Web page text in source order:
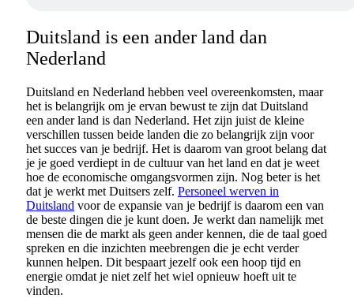
Duitsland is een ander land dan
Nederland
Duitsland en Nederland hebben veel overeenkomsten, maar
het is belangrijk om je ervan bewust te zijn dat Duitsland
een ander land is dan Nederland. Het zijn juist de kleine
verschillen tussen beide landen die zo belangrijk zijn voor
het succes van je bedrijf. Het is daarom van groot belang dat
je je goed verdiept in de cultuur van het land en dat je weet
hoe de economische omgangsvormen zijn. Nog beter is het
dat je werkt met Duitsers zelf. Personeel werven in
Duitsland voor de expansie van je bedrijf is daarom een van
de beste dingen die je kunt doen. Je werkt dan namelijk met
mensen die de markt als geen ander kennen, die de taal goed
spreken en die inzichten meebrengen die je echt verder
kunnen helpen. Dit bespaart jezelf ook een hoop tijd en
energie omdat je niet zelf het wiel opnieuw hoeft uit te
vinden.